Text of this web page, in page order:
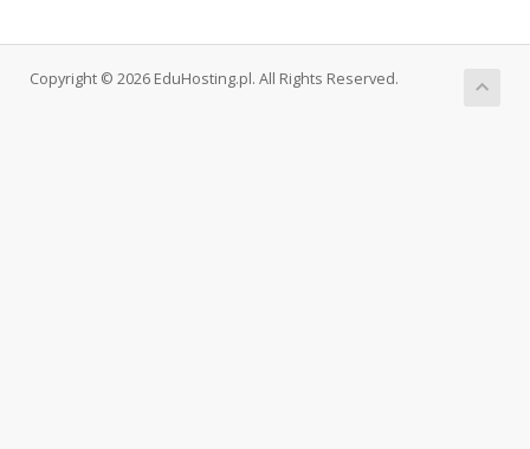
Copyright © 2026 EduHosting.pl. All Rights Reserved.